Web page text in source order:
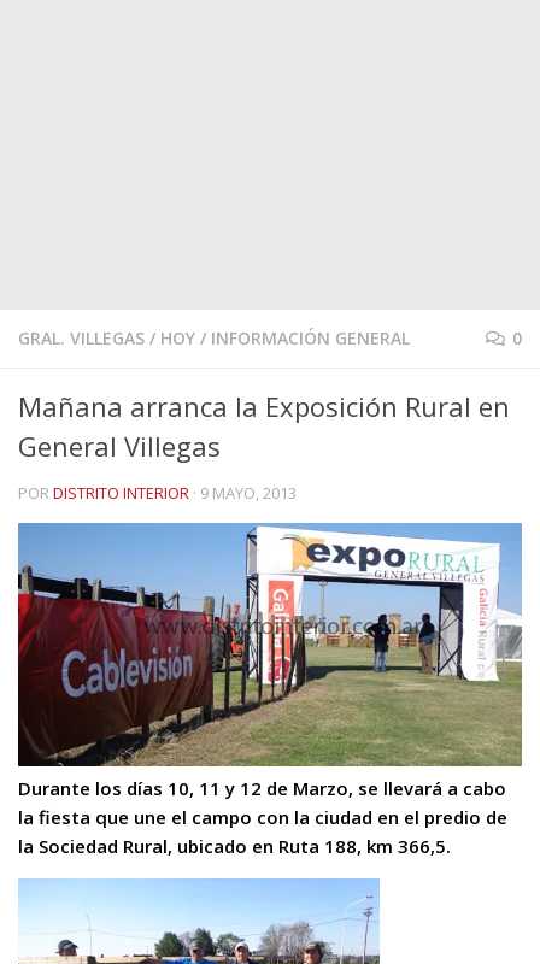
GRAL. VILLEGAS / HOY / INFORMACIÓN GENERAL 0
Mañana arranca la Exposición Rural en
General Villegas
PORDISTRITO INTERIOR · 9 MAYO, 2013
Durante los días 10, 11 y 12 de Marzo, se llevará a cabo
la fiesta que une el campo con la ciudad en el predio de
la Sociedad Rural, ubicado en Ruta 188, km 366,5.